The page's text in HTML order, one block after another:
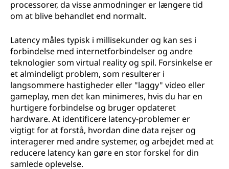
processorer, da visse anmodninger er længere tid
om at blive behandlet end normalt.
Latency måles typisk i millisekunder og kan ses i
forbindelse med internetforbindelser og andre
teknologier som virtual reality og spil. Forsinkelse er
et almindeligt problem, som resulterer i
langsommere hastigheder eller "laggy" video eller
gameplay, men det kan minimeres, hvis du har en
hurtigere forbindelse og bruger opdateret
hardware. At identificere latency-problemer er
vigtigt for at forstå, hvordan dine data rejser og
interagerer med andre systemer, og arbejdet med at
reducere latency kan gøre en stor forskel for din
samlede oplevelse.